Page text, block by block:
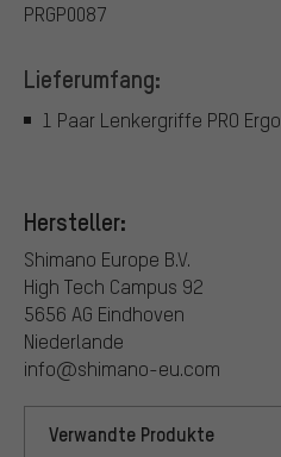
PRGP0087
Lieferumfang:
1 Paar Lenkergriffe PRO
Hersteller:
Shimano Europe B.V.
High Tech Campus 92
5656 AG Eindhoven
Niederlande
info@shimano-eu.com
Verwandte Produkte